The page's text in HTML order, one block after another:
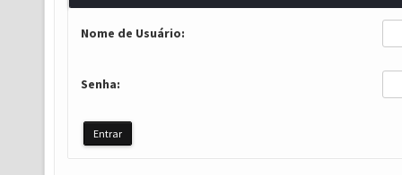
Nome de Usuário:
Senha: